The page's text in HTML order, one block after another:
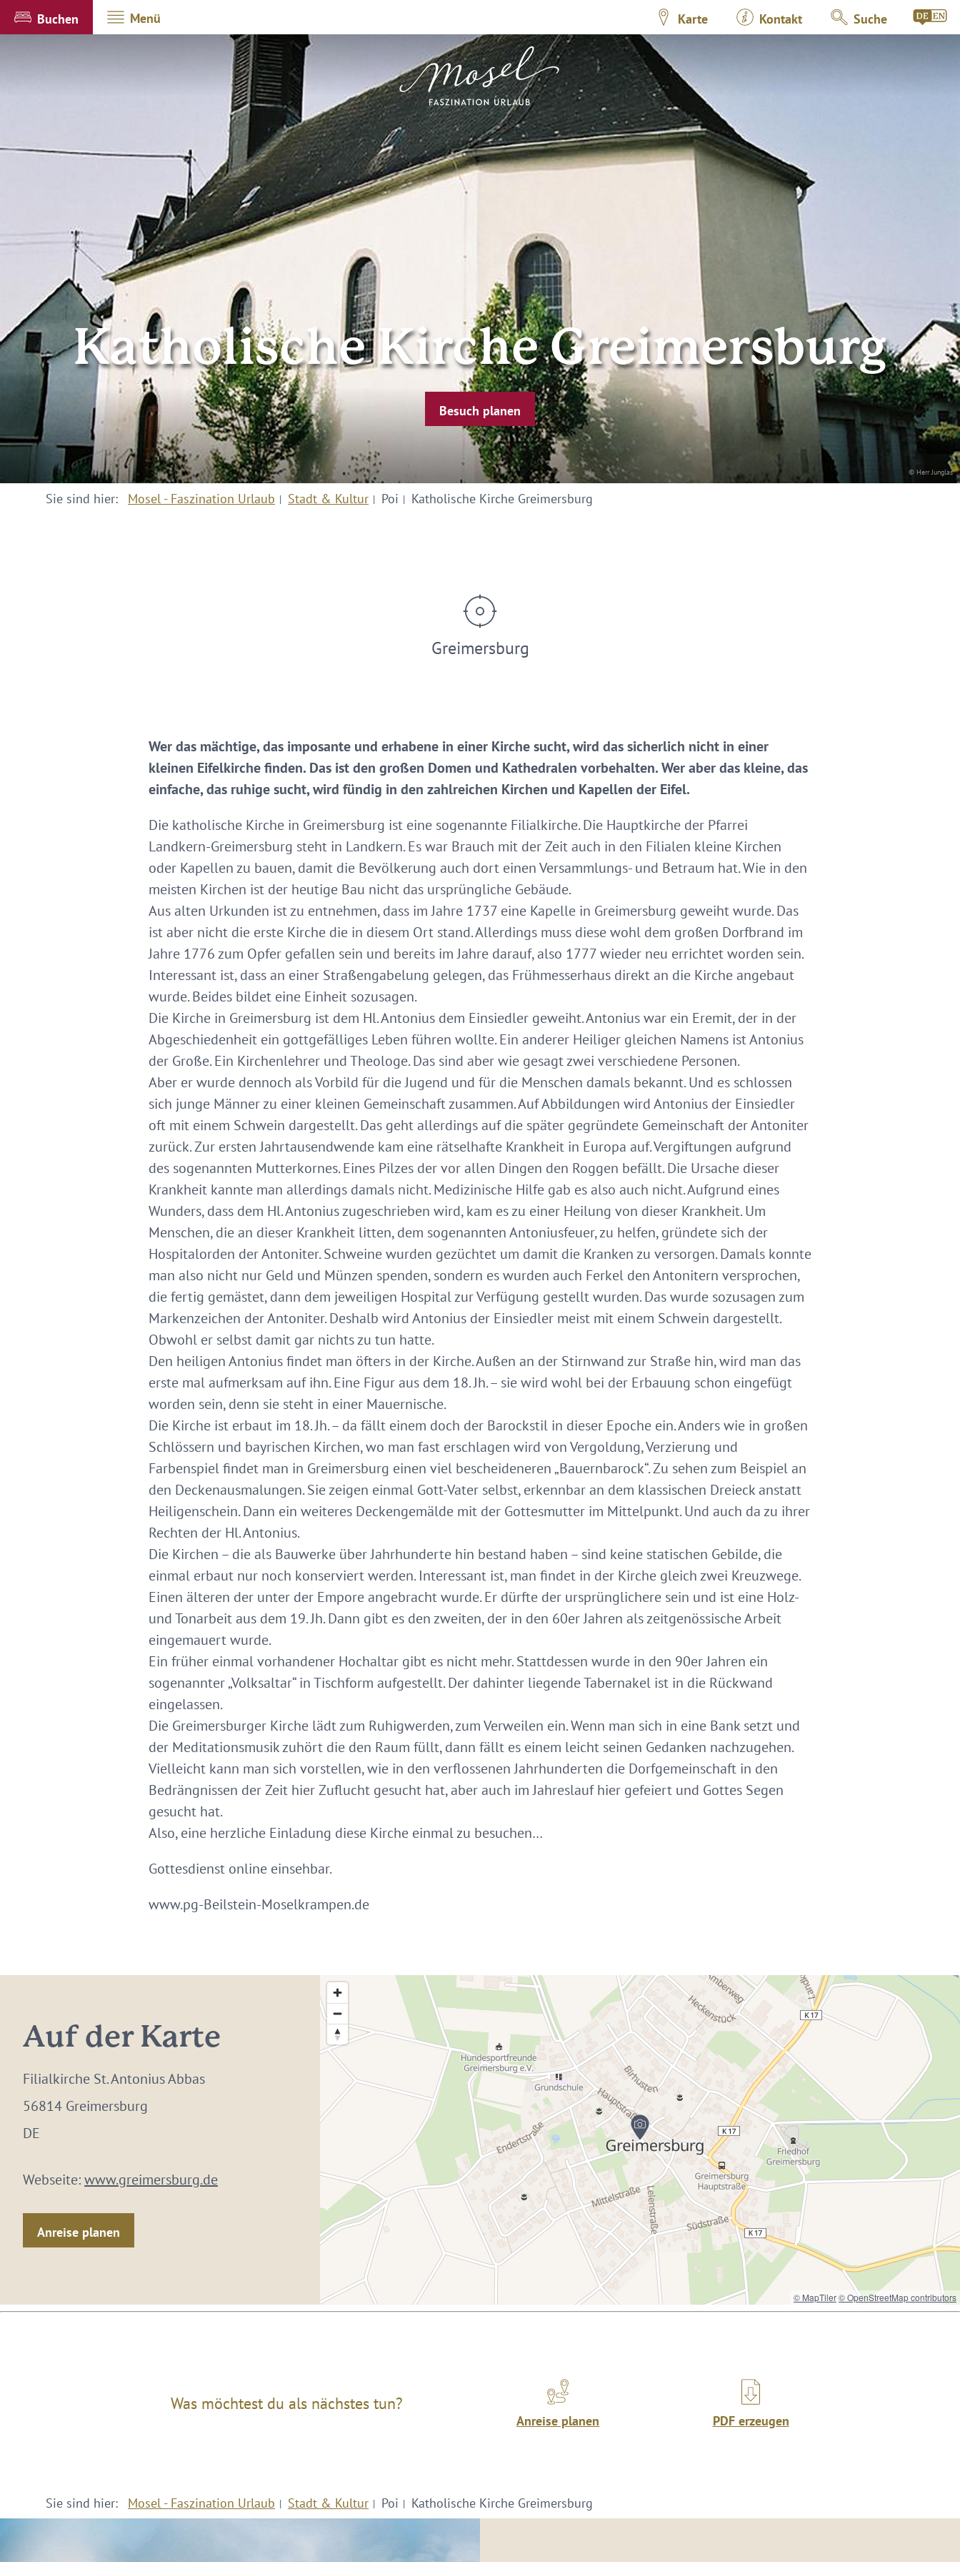
Buchen Menü Karte Kontakt Suche
© Herr Junglas
Katholische Kirche Greimersburg
Besuch planen
Sie sind hier: Mosel - Faszination Urlaub Stadt & Kultur Poi Katholische Kirche Greimersburg
Greimersburg
Wer das mächtige, das imposante und erhabene in einer Kirche sucht, wird das sicherlich nicht in einer
kleinen Eifelkirche finden. Das ist den großen Domen und Kathedralen vorbehalten. Wer aber das kleine, das
einfache, das ruhige sucht, wird fündig in den zahlreichen Kirchen und Kapellen der Eifel.
Die katholische Kirche in Greimersburg ist eine sogenannte Filialkirche. Die Hauptkirche der Pfarrei
Landkern-Greimersburg steht in Landkern. Es war Brauch mit der Zeit auch in den Filialen kleine Kirchen
oder Kapellen zu bauen, damit die Bevölkerung auch dort einen Versammlungs- und Betraum hat. Wie in den
meisten Kirchen ist der heutige Bau nicht das ursprüngliche Gebäude.
Aus alten Urkunden ist zu entnehmen, dass im Jahre 1737 eine Kapelle in Greimersburg geweiht wurde. Das
ist aber nicht die erste Kirche die in diesem Ort stand. Allerdings muss diese wohl dem großen Dorfbrand im
Jahre 1776 zum Opfer gefallen sein und bereits im Jahre darauf, also 1777 wieder neu errichtet worden sein.
Interessant ist, dass an einer Straßengabelung gelegen, das Frühmesserhaus direkt an die Kirche angebaut
wurde. Beides bildet eine Einheit sozusagen.
Die Kirche in Greimersburg ist dem Hl. Antonius dem Einsiedler geweiht. Antonius war ein Eremit, der in der
Abgeschiedenheit ein gottgefälliges Leben führen wollte. Ein anderer Heiliger gleichen Namens ist Antonius
der Große. Ein Kirchenlehrer und Theologe. Das sind aber wie gesagt zwei verschiedene Personen.
Aber er wurde dennoch als Vorbild für die Jugend und für die Menschen damals bekannt. Und es schlossen
sich junge Männer zu einer kleinen Gemeinschaft zusammen. Auf Abbildungen wird Antonius der Einsiedler
oft mit einem Schwein dargestellt. Das geht allerdings auf die später gegründete Gemeinschaft der Antoniter
zurück. Zur ersten Jahrtausendwende kam eine rätselhafte Krankheit in Europa auf. Vergiftungen aufgrund
des sogenannten Mutterkornes. Eines Pilzes der vor allen Dingen den Roggen befällt. Die Ursache dieser
Krankheit kannte man allerdings damals nicht. Medizinische Hilfe gab es also auch nicht. Aufgrund eines
Wunders, dass dem Hl. Antonius zugeschrieben wird, kam es zu einer Heilung von dieser Krankheit. Um
Menschen, die an dieser Krankheit litten, dem sogenannten Antoniusfeuer, zu helfen, gründete sich der
Hospitalorden der Antoniter. Schweine wurden gezüchtet um damit die Kranken zu versorgen. Damals konnte
man also nicht nur Geld und Münzen spenden, sondern es wurden auch Ferkel den Antonitern versprochen,
die fertig gemästet, dann dem jeweiligen Hospital zur Verfügung gestellt wurden. Das wurde sozusagen zum
Markenzeichen der Antoniter. Deshalb wird Antonius der Einsiedler meist mit einem Schwein dargestellt.
Obwohl er selbst damit gar nichts zu tun hatte.
Den heiligen Antonius findet man öfters in der Kirche. Außen an der Stirnwand zur Straße hin, wird man das
erste mal aufmerksam auf ihn. Eine Figur aus dem 18. Jh. – sie wird wohl bei der Erbauung schon eingefügt
worden sein, denn sie steht in einer Mauernische.
Die Kirche ist erbaut im 18. Jh. – da fällt einem doch der Barockstil in dieser Epoche ein. Anders wie in großen
Schlössern und bayrischen Kirchen, wo man fast erschlagen wird von Vergoldung, Verzierung und
Farbenspiel findet man in Greimersburg einen viel bescheideneren „Bauernbarock“. Zu sehen zum Beispiel an
den Deckenausmalungen. Sie zeigen einmal Gott-Vater selbst, erkennbar an dem klassischen Dreieck anstatt
Heiligenschein. Dann ein weiteres Deckengemälde mit der Gottesmutter im Mittelpunkt. Und auch da zu ihrer
Rechten der Hl. Antonius.
Die Kirchen – die als Bauwerke über Jahrhunderte hin bestand haben – sind keine statischen Gebilde, die
einmal erbaut nur noch konserviert werden. Interessant ist, man findet in der Kirche gleich zwei Kreuzwege.
Einen älteren der unter der Empore angebracht wurde. Er dürfte der ursprünglichere sein und ist eine Holz-
und Tonarbeit aus dem 19. Jh. Dann gibt es den zweiten, der in den 60er Jahren als zeitgenössische Arbeit
eingemauert wurde.
Ein früher einmal vorhandener Hochaltar gibt es nicht mehr. Stattdessen wurde in den 90er Jahren ein
sogenannter „Volksaltar“ in Tischform aufgestellt. Der dahinter liegende Tabernakel ist in die Rückwand
eingelassen.
Die Greimersburger Kirche lädt zum Ruhigwerden, zum Verweilen ein. Wenn man sich in eine Bank setzt und
der Meditationsmusik zuhört die den Raum füllt, dann fällt es einem leicht seinen Gedanken nachzugehen.
Vielleicht kann man sich vorstellen, wie in den verflossenen Jahrhunderten die Dorfgemeinschaft in den
Bedrängnissen der Zeit hier Zuflucht gesucht hat, aber auch im Jahreslauf hier gefeiert und Gottes Segen
gesucht hat.
Also, eine herzliche Einladung diese Kirche einmal zu besuchen…
Gottesdienst online einsehbar.
www.pg-Beilstein-Moselkrampen.de
Auf der Karte
Filialkirche St. Antonius Abbas
56814 Greimersburg
DE
Webseite:www.greimersburg.de
Anreise planen
© MapTiler© OpenStreetMap contributors
Was möchtest du als nächstes tun?
Anreise planen PDF erzeugen
Sie sind hier: Mosel - Faszination Urlaub Stadt & Kultur Poi Katholische Kirche Greimersburg